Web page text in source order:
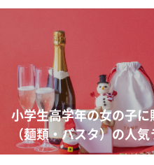
小学生高学年の女の子
（麺類・パスタ）の人